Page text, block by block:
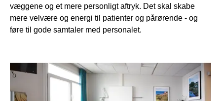
væggene og et mere personligt aftryk. Det skal skabe
mere velvære og energi til patienter og pårørende - og
føre til gode samtaler med personalet.